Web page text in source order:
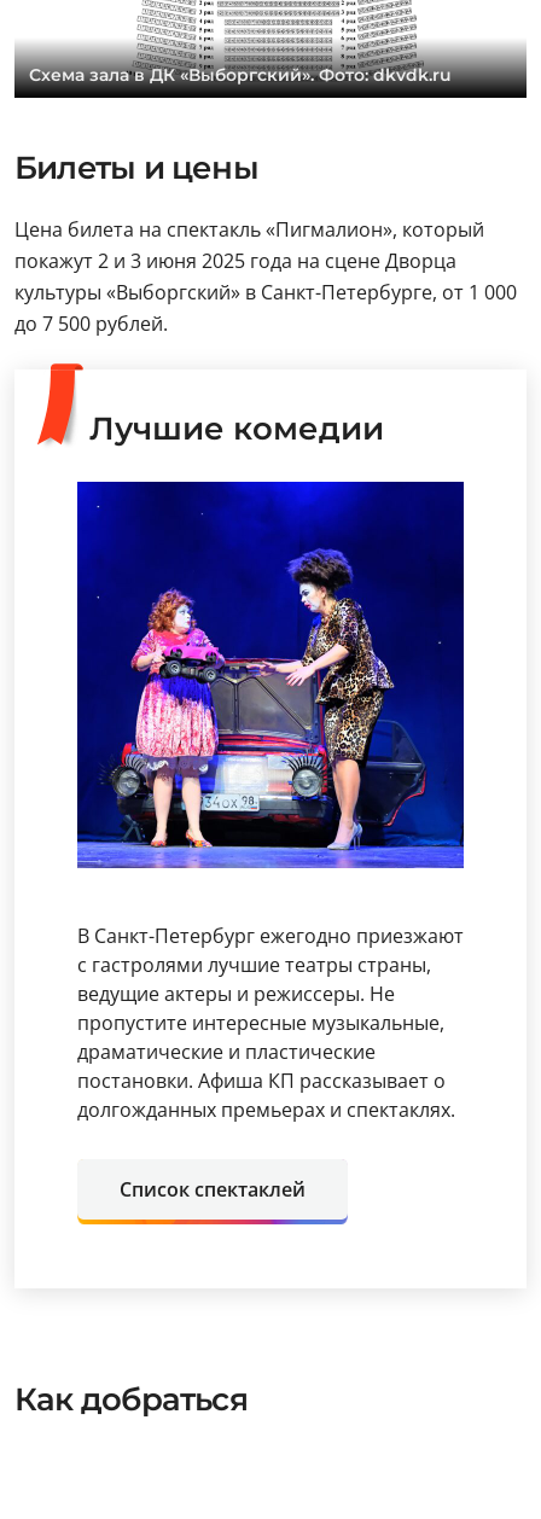
Схема зала в ДК «Выборгский». Фото: dkvdk.ru
Билеты и цены
Цена билета на спектакль «Пигмалион», который
покажут 2 и 3 июня 2025 года на сцене Дворца
культуры «Выборгский» в Санкт-Петербурге, от 1 000
до 7 500 рублей.
Лучшие комедии
В Санкт-Петербург ежегодно приезжают
с гастролями лучшие театры страны,
ведущие актеры и режиссеры. Не
пропустите интересные музыкальные,
драматические и пластические
постановки. Афиша КП рассказывает о
долгожданных премьерах и спектаклях.
Список спектаклей
Как добраться